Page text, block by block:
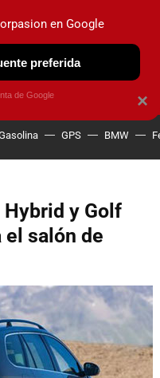
OBSERVATORIO
GPS BMW
Hybrid y Golf
el salón de
×
en Google
preferida
de Google